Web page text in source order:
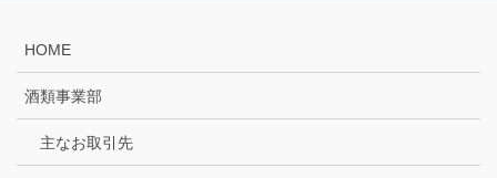
HOME
酒類事業部
主なお取引先